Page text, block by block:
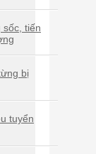
sốc, tiến
bị
tuyển